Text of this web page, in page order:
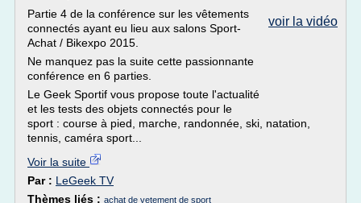
voir la vidéo
Partie 4 de la conférence sur les vêtements
connectés ayant eu lieu aux salons Sport-
Achat / Bikexpo 2015.
Ne manquez pas la suite cette passionnante
conférence en 6 parties.
Le Geek Sportif vous propose toute l'actualité
et les tests des objets connectés pour le
sport : course à pied, marche, randonnée, ski, natation,
tennis, caméra sport...
Voir la suite
Par : LeGeek TV
Thèmes liés : achat de vetement de sport